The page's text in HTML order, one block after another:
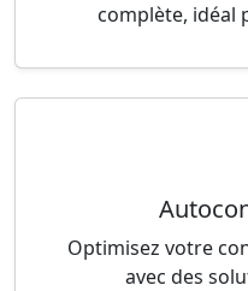
complète, idéal
Optimisez votre
avec des